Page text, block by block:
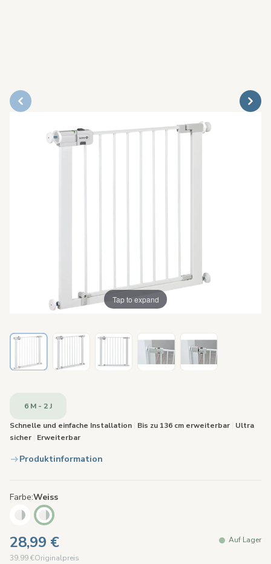
Tap to expand
6 M - 2 J
Schnelle und einfache Installation
Bis zu 136 cm erweiterbar
Ultra
sicher
Erweiterbar
Produktinformation
Farbe Weiss
28,99 €
39,99 €Originalpreis
Auf Lager